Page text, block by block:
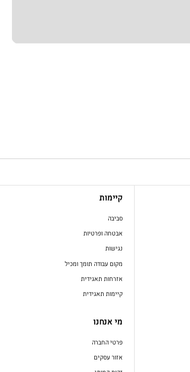
קיימות
סביבה
אבטחה ופרטיות
נגישות
מקום עבודה תומך ומכיל
אזרחות תאגידית
קיימות תאגידית
מי אנחנו
פרטי החברה
אזור עסקים